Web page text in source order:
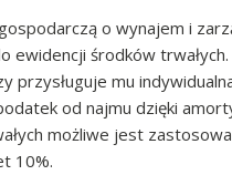
o wynajem i
ewidencji środków
przysługuje mu
od najmu dzięki
możliwe jest
10%.